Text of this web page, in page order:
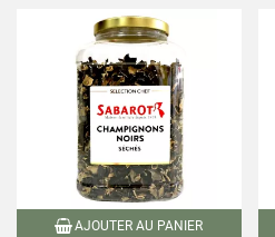
AJOUTER AU PANIER